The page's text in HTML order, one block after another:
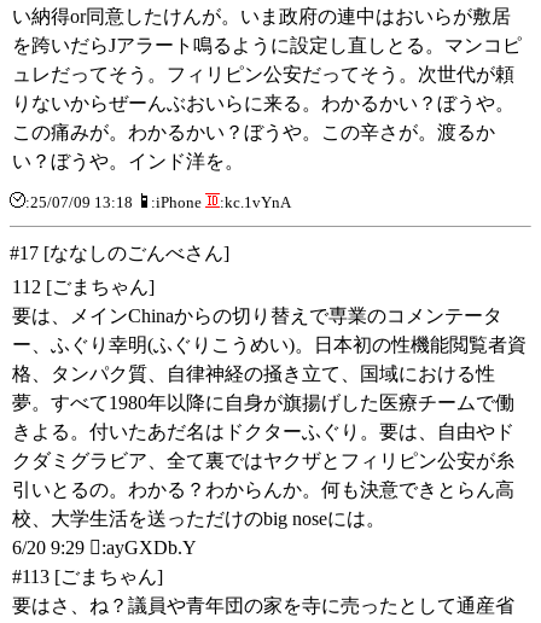
い納得or同意したけんが。いま政府の連中はおいらが敷居
を跨いだらJアラート鳴るように設定し直しとる。マンコピ
ュレだってそう。フィリピン公安だってそう。次世代が頼
りないからぜーんぶおいらに来る。わかるかい？ぼうや。
この痛みが。わかるかい？ぼうや。この辛さが。渡るか
い？ぼうや。インド洋を。
:25/07/09 13:18 :iPhone :kc.1vYnA
#17 [ななしのごんべさん]
112 [ごまちゃん]
要は、メインChinaからの切り替えで専業のコメンテータ
ー、ふぐり幸明(ふぐりこうめい)。日本初の性機能閲覧者資
格、タンパク質、自律神経の掻き立て、国域における性
夢。すべて1980年以降に自身が旗揚げした医療チームで働
きよる。付いたあだ名はドクターふぐり。要は、自由やド
クダミグラビア、全て裏ではヤクザとフィリピン公安が糸
引いとるの。わかる？わからんか。何も決意できとらん高
校、大学生活を送っただけのbig noseには。
6/20 9:29 :ayGXDb.Y
#113 [ごまちゃん]
要はさ、ね？議員や青年団の家を寺に売ったとして通産省